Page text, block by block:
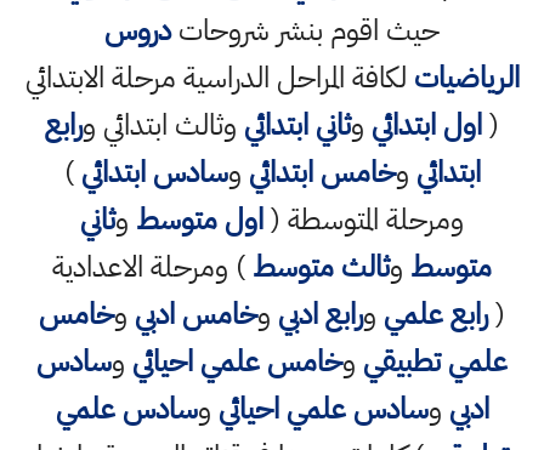
حيث اقوم بنشر شروحاتدروس
الرياضيات لكافة المراحل الدراسية مرحلة الابتدائي
(اول ابتدائي وثاني ابتدائي وثالث ابتدائي ورابع
ابتدائي وخامس ابتدائي وسادس ابتدائي)
ومرحلة المتوسطة (اول متوسط وثاني
متوسط وثالث متوسط) ومرحلة الاعدادية
(رابع علمي ورابع ادبي وخامس ادبي وخامس
علمي تطبيقي وخامس علمي احيائي وسادس
ادبي وسادس علمي احيائي وسادس علمي